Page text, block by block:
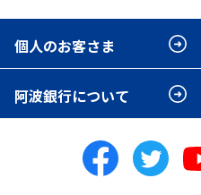
個人のお客さま
阿波銀行について